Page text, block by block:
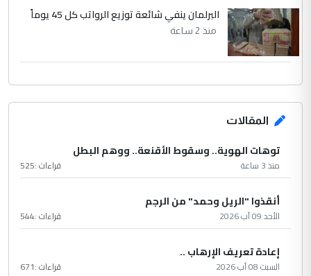
البرلمان ينفي شائعة توزيع الرواتب كل 45 يوماً
منذ 2 ساعة
المقالات
توهات الهوية.. وسقوط الأقنعة.. ووهم البطل
منذ 3 ساعة قراءات :525
أنقذوا "الريل وحمد" من الرجم
الأحد 09 آب 2026 قراءات :544
إعادة تعريف الإرهاب ..
السبت 08 آب 2026 قراءات :671